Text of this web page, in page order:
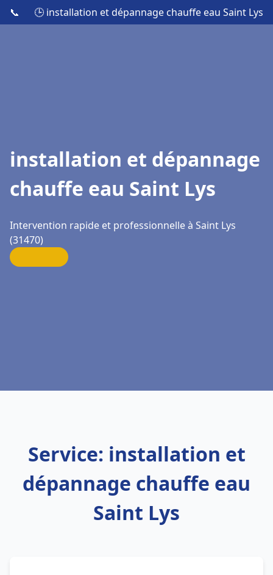
📞 🕒 installation et dépannage chauffe eau Saint Lys
installation et dépannage
chauffe eau Saint Lys
Intervention rapide et professionnelle à Saint Lys
(31470)
Service: installation et
dépannage chauffe eau
Saint Lys